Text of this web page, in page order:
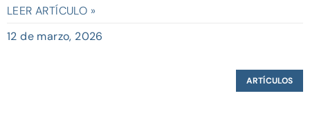
LEER ARTÍCULO »
12 de marzo, 2026
ARTÍCULOS